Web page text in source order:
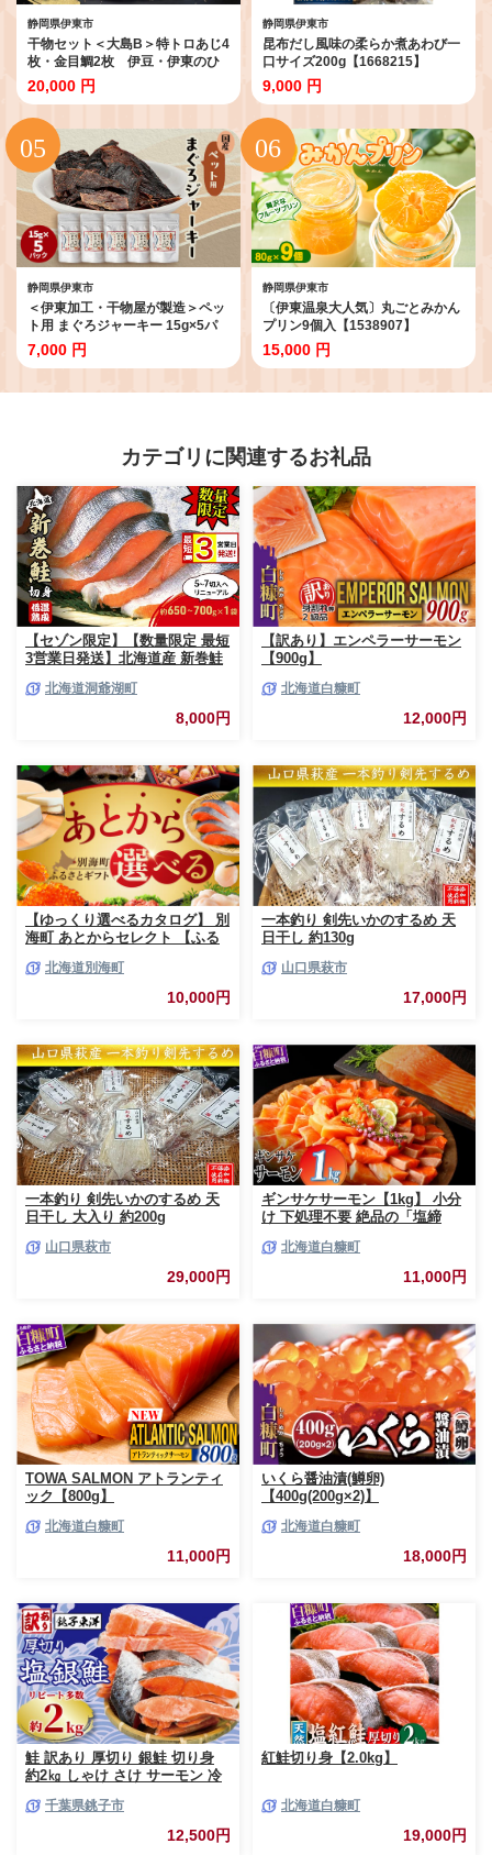
静岡県伊東市
干物セット＜大島B＞特トロあじ4
枚・金目鯛2枚 伊豆・伊東のひ
もの詰め合わせ 静岡県伊東市
【1404233】
20,000 円
静岡県伊東市
昆布だし風味の柔らか煮あわび一
口サイズ200g【1668215】
9,000 円
静岡県伊東市
＜伊東加工・干物屋が製造＞ペッ
ト用 まぐろジャーキー 15g×5パ
ック【1671971】
7,000 円
静岡県伊東市
〔伊東温泉大人気〕丸ごとみかん
プリン9個入【1538907】
15,000 円
カテゴリに関連するお礼品
【セゾン限定】【数量限定 最短
3営業日発送】北海道産 新巻鮭
700g/5～7切入) 最短配送 北海
道 秋鮭 小分け 鮭 さけ しゃけ
シャケ 中塩 海鮮 冷凍 お弁当
モン サケ
北海道洞爺湖町
8,000円
【訳あり】エンペラーサーモン
【900g】
北海道白糠町
12,000円
【ゆっくり選べるカタログ】 別
海町 あとからセレクト 【ふる
とから選べる！ ギフト いくら
ほたて 海鮮 牛肉 ケーキ アイス
【BY0000010】（ 後から選べ
カタログギフト あとからカタロ
グ あとからカタログポイント
あとからカタログギフト ふるさ
と納税 ）
北海道別海町
10,000円
一本釣り 剣先いかのするめ 天
日干し 約130g
山口県萩市
17,000円
一本釣り 剣先いかのするめ 天
日干し 大入り 約200g
山口県萩市
29,000円
ギンサケサーモン【1kg】 小分
け 下処理不要 絶品の「塩締
サーモン 鮭 魚 銀鮭 刺身 生食
用 さけ サケ ふるさと ランキン
グ 人気 魚介類 魚介 北海道 白
北海道白糠町
11,000円
TOWA SALMON アトランティ
ック【800g】
北海道白糠町
11,000円
いくら醤油漬(鱒卵)
【400g(200g×2)】
北海道白糠町
18,000円
鮭 訳あり 厚切り 銀鮭 切り身
約2㎏ しゃけ さけ サーモン 冷
弁当 銀鮭切り身 銀鮭切身 鮭切
身 鮭切り身 シャケ サケ 魚 魚
介 魚貝類 海鮮 わけあり 訳あり
千葉県銚子市
12,500円
紅鮭切り身【2.0kg】
北海道白糠町
19,000円